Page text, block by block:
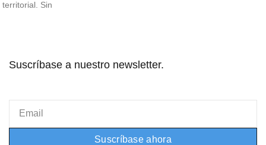
territorial. Sin
Suscríbase a nuestro newsletter.
Suscríbase ahora